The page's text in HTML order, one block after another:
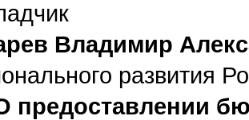
Владимир
развития
предоставлении